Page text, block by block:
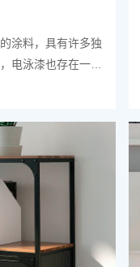
涂料，具有许多独
电泳漆也存在一些
优缺点进行详细解